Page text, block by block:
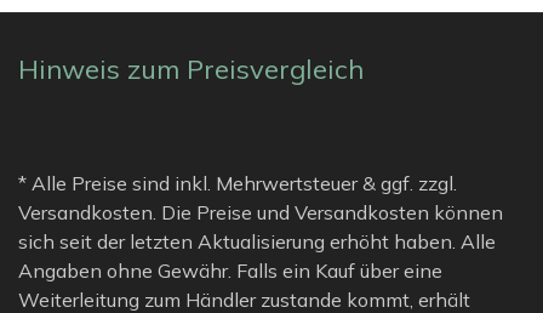
Hinweis zum Preisvergleich
* Alle Preise sind inkl. Mehrwertsteuer & ggf. zzgl.
Versandkosten. Die Preise und Versandkosten können
sich seit der letzten Aktualisierung erhöht haben. Alle
Angaben ohne Gewähr. Falls ein Kauf über eine
Weiterleitung zum Händler zustande kommt, erhält